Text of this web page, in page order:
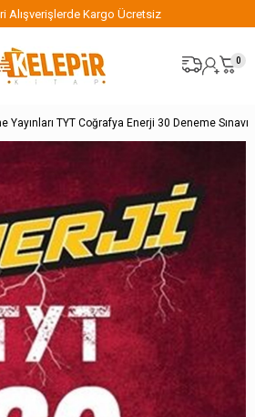
Kargo Ücretsiz
0
Yayınları TYT Coğrafya Enerji 30 Deneme Sınavı